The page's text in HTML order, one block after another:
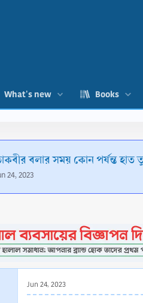
What's new Books
বলার সময় কোন পর্যন্ত হাত
24, 2023
Jun 24, 2023